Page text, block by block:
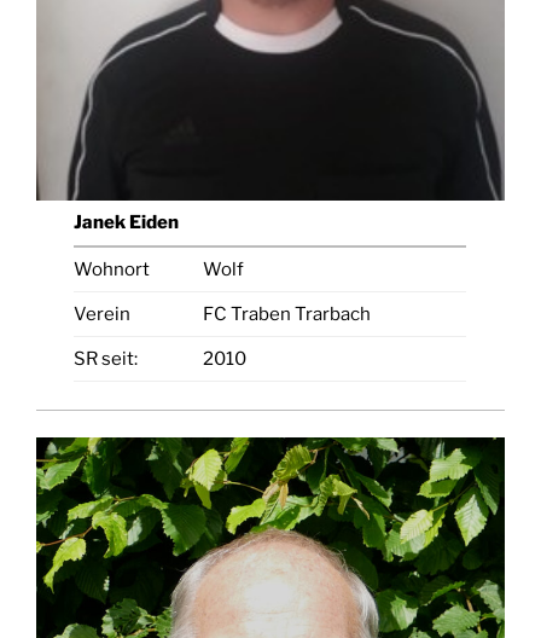
Janek Eiden
Wohnort Wolf
Verein FC Traben Trarbach
SR seit: 2010